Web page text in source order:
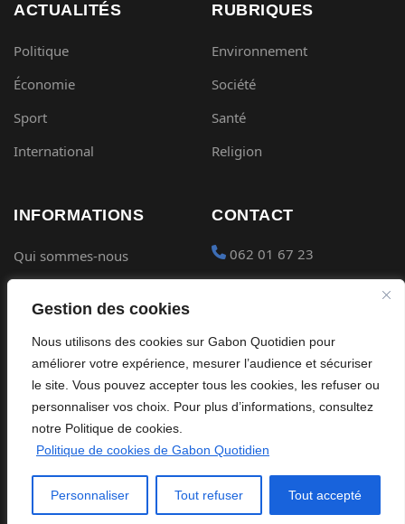
Gestion des cookies
Nous utilisons des cookies sur Gabon Quotidien pour
améliorer votre expérience, mesurer l’audience et sécuriser
le site. Vous pouvez accepter tous les cookies, les refuser ou
personnaliser vos choix. Pour plus d’informations, consultez
notre Politique de cookies.
Politique de cookies de Gabon Quotidien
Personnaliser Tout refuser Tout accepté
ACTUALITÉS
Politique
Économie
Sport
International
RUBRIQUES
Environnement
Société
Santé
Religion
INFORMATIONS
Qui sommes-nous
Confidentialité
Cookies
CONTACT
062 01 67 23
Placer une Pub
Devenir partenaire
©2026Gabon Quotidien. Tous droits réservés.
Site édité par Global Streaming Africa